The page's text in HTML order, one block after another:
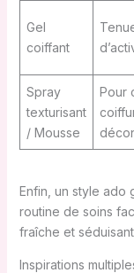
Gel
coiffant
Spray
texturisant
/ Mousse
Pour
Enfin, un style ado
routine de soins
fraîche et
Inspirations